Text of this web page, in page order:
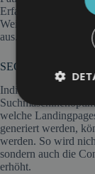
Erfahrungen am
aus.
SEO
Indirekt unterstützt
welche
generiert werden,
werden. So wird
sondern auch die
erhöht.